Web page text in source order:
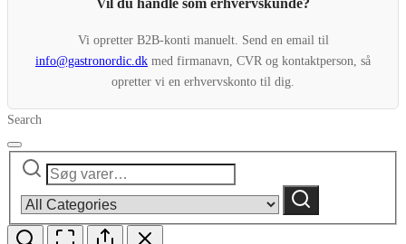
Vi opretter B2B-konti manuelt. Send en email til
info@gastronordic.dk med firmanavn, CVR og kontaktperson, så
opretter vi en erhvervskonto til dig.
Search
Søg
category:
Søg